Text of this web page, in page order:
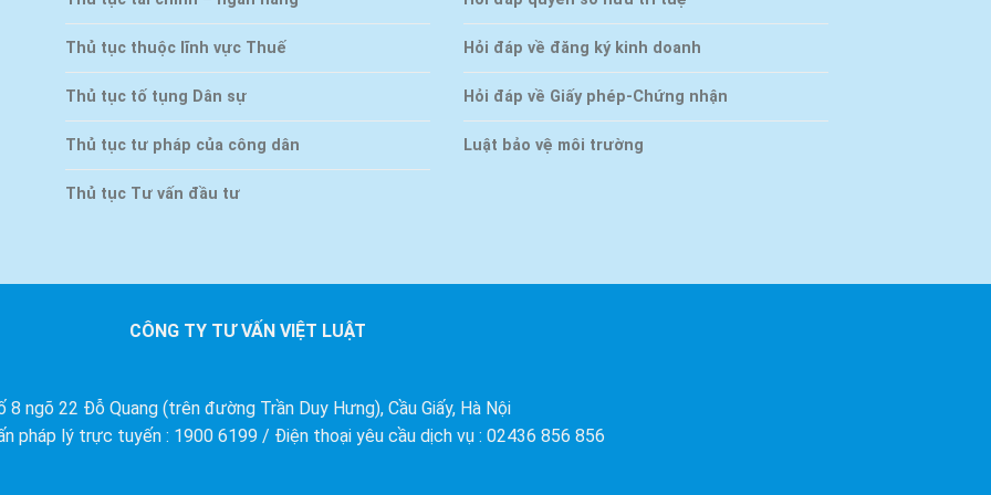
Thủ tục thuộc lĩnh vực Thuế
Thủ tục tố tụng Dân sự
Thủ tục tư pháp của công dân
Thủ tục Tư vấn đầu tư
Hỏi đáp về đăng ký kinh doanh
Hỏi đáp về Giấy phép-Chứng nhận
Luật bảo vệ môi trường
CÔNG TY TƯ VẤN VIỆT LUẬT
8 ngõ 22 Đỗ Quang (trên đường Trần Duy Hưng), Cầu Giấy, Hà Nội
pháp lý trực tuyến : 1900 6199 / Điện thoại yêu cầu dịch vụ : 02436 856 856